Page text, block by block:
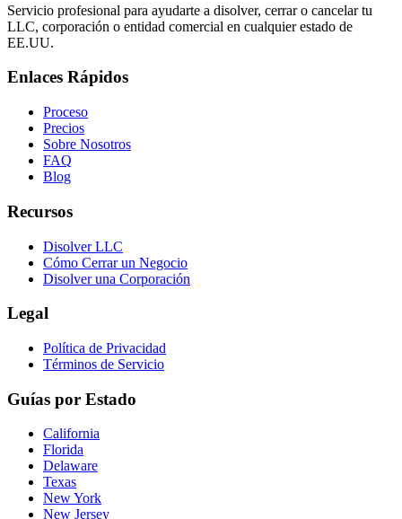
Servicio profesional para ayudarte a disolver, cerrar o cancelar tu
LLC, corporación o entidad comercial en cualquier estado de
EE.UU.
Enlaces Rápidos
Proceso
Precios
Sobre Nosotros
FAQ
Blog
Recursos
Disolver LLC
Cómo Cerrar un Negocio
Disolver una Corporación
Legal
Política de Privacidad
Términos de Servicio
Guías por Estado
California
Florida
Delaware
Texas
New York
New Jersey